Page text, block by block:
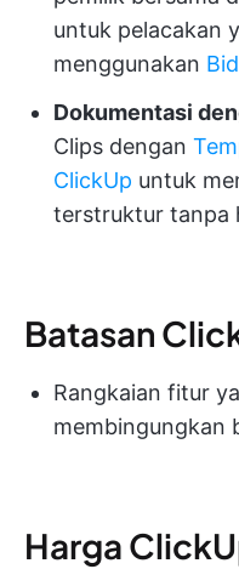
untuk pelacakan
menggunakan
Dokumentasi
Clips dengan
ClickUp untuk
terstruktur tanpa
Batasan
Rangkaian fitur
membingungkan
Harga